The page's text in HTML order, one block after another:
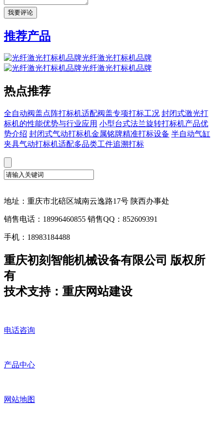
推荐产品
光纤激光打标机品牌
光纤激光打标机品牌
热点推荐
全自动阀盖点阵打标机适配阀盖专项打标工况 封闭式激光打
标机的性能优势与行业应用 小型台式法兰旋转打标机产品优
势介绍 封闭式气动打标机金属铭牌精准打标设备 半自动气缸
夹具气动打标机适配多品类工件追溯打标
地址：重庆市北碚区城南云逸路17号 陕西办事处
销售电话：18996460855 销售QQ：852609391
手机：18983184488
重庆初刻智能机械设备有限公司 版权所
有
技术支持：重庆网站建设
电话咨询
产品中心
网站地图